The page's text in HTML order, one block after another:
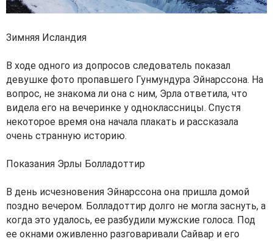
Зимняя Исландия
В ходе одного из допросов следователь показал
девушке фото пропавшего Гунмундура Эйнарссона. На
вопрос, не знакома ли она с ним, Эрла ответила, что
видела его на вечеринке у одноклассницы. Спустя
некоторое время она начала плакать и рассказала
очень странную историю.
Показания Эрлы Болладоттир
В день исчезновения Эйнарссона она пришла домой
поздно вечером. Болладоттир долго не могла заснуть, а
когда это удалось, ее разбудили мужские голоса. Под
ее окнами оживленно разговаривали Сайвар и его